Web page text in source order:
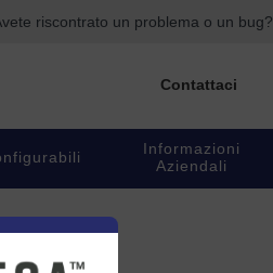
riscontrato un problema o un bug?
Contattaci
Informazioni
Aziendali